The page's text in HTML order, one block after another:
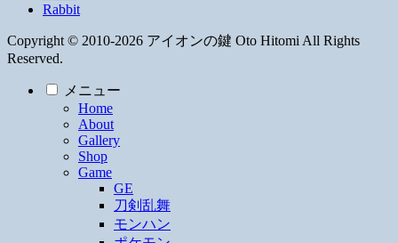
Rabbit
Copyright © 2010-2026 アイオンの鍵 Oto Hitomi All Rights
Reserved.
メニュー
Home
About
Gallery
Shop
Game
GE
刀剣乱舞
モンハン